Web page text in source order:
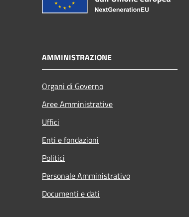
AMMINISTRAZIONE
Organi di Governo
Aree Amministrative
Uffici
Enti e fondazioni
Politici
Personale Amministrativo
Documenti e dati